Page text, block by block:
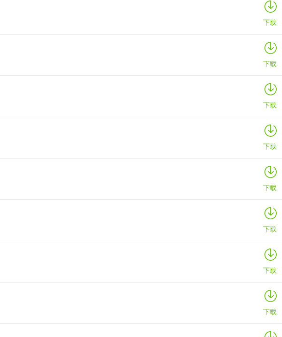
下载
下载
下载
下载
下载
下载
下载
下载